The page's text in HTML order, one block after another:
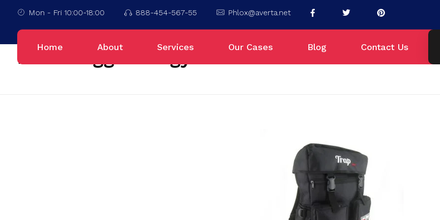
Mon - Fri 10:00-18:00 888-454-567-55 Phlox@averta.net
Home About Services Our Cases Blog Contact Us
Home Yogyakarta
Posts tagged: Yogyakarta